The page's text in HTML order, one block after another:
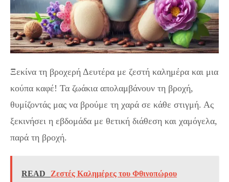
Ξεκίνα τη βροχερή Δευτέρα με ζεστή καλημέρα και μια
κούπα καφέ! Τα ζωάκια απολαμβάνουν τη βροχή,
θυμίζοντάς μας να βρούμε τη χαρά σε κάθε στιγμή. Ας
ξεκινήσει η εβδομάδα με θετική διάθεση και χαμόγελα,
παρά τη βροχή.
READ Ζεστές Καλημέρες του Φθινοπώρου